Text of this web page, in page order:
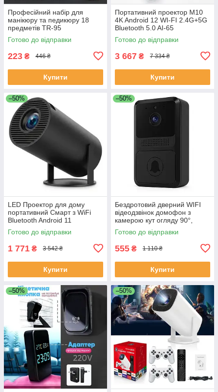
Професійний набір для
манікюру та педикюру 18
предметів TR-95
Готово до відправки
223 ₴ 446 ₴
Купити
Портативний проектор M10
4K Android 12 WI-FI 2.4G+5G
Bluetooth 5.0 AI-65
Готово до відправки
3 667 ₴ 7 334 ₴
Купити
–50%
LED Проектор для дому
портативний Смарт з WiFi
Bluetooth Android 11
1280х720р Black LC-68
Готово до відправки
1 771 ₴ 3 542 ₴
Купити
–50%
Бездротовий дверний WIFI
відеодзвінок домофон з
камерою кут огляду 90°,
нічне бачення, мобільний
додаток FE-50
Готово до відправки
555 ₴ 1 110 ₴
Купити
–50% –50%